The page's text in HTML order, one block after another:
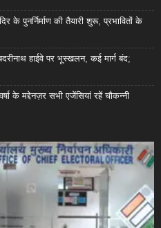
के पुनर्निर्माण की तैयारी शुरू, प्रभावितों के
हाईवे पर भूस्खलन, कई मार्ग बंद;
के मद्देनज़र सभी एजेंसियां रहें चौकन्नी